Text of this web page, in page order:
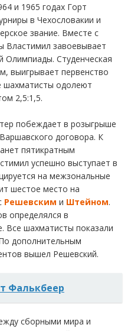
и 1965 годах Горт
в Чехословакии и
звание. Вместе с
Властимил завоевывает
Олимпиады. Студенческая
выигрывает первенство
шахматисты одолеют
2,5:1,5.
побеждает в розыгрыше
договора. К
пятикратным
успешно выступает в
на межзональные
шестое место на
Решевским и Штейном.
определялся в
Все шахматисты показали
дополнительным
вышел Решевский.
Фалькбеер
сборными мира и